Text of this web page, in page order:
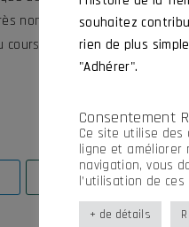
nombreux pilotes,
de leurs vies
WHATSAPP
souhaitez
rien de plus
"Adhérer".
Consentement
Ce site utilise des
ligne et améliorer
navigation, vous
l’utilisation de ces
+ de détails